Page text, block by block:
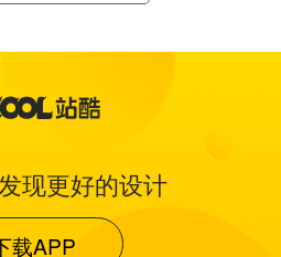
现更好的设计
载APP